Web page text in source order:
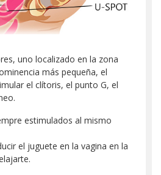
uno localizado en la zona
más pequeña, el
el clítoris, el punto G, el
estimulados al mismo
el juguete en la vagina en la